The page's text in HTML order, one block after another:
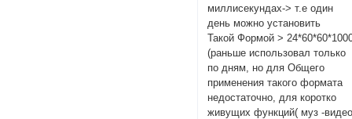
миллисекундах-> т.е один
день можно установить
Такой Формой >
(раньше использовал только
по дням, но для Общего
применения такого формата
недостаточно, для коротко
живущих функций( муз -